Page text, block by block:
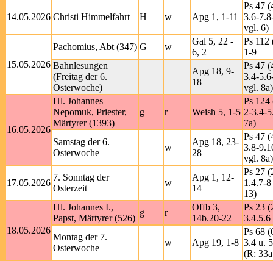
14.05.2026 Christi Himmelfahrt H w Apg 1, 1-11
Ps 47
3.6-
vgl. 6)
15.05.2026
Pachomius, Abt (347) G w
Gal 5, 22 -
6, 2
Ps 112
1-9
Bahnlesungen
(Freitag der 6.
Osterwoche)
Apg 18, 9-
18
Ps 47
3.4-
vgl. 8a)
16.05.2026
Hl. Johannes
Nepomuk, Priester,
Märtyrer (1393)
g r Weish 5, 1-5
Ps 124
2-3.4-
7a)
Samstag der 6.
Osterwoche
w
Apg 18, 23-
28
Ps 47
3.8-
vgl. 8a)
17.05.2026
7. Sonntag der
Osterzeit
w
Apg 1, 12-
14
Ps 27
1.4.7-
13)
18.05.2026
Hl. Johannes I.,
Papst, Märtyrer (526)
g r
Offb 3,
14b.20-22
Ps 23
3.4.5.6
Montag der 7.
Osterwoche
w Apg 19, 1-8
Ps 68
3.4 u.
(R: